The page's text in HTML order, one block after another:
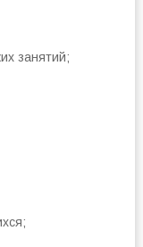
занятий;